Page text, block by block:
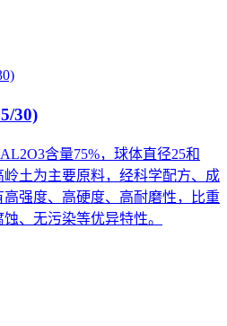
30)
含量75%，球体直径25和
土为主要原料，经科学配方、成
强度、高硬度、高耐磨性，比重
、无污染等优异特性。